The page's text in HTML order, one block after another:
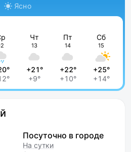
Ясно
Чт
13
+21°
+9°
Пт
14
+22°
+10°
Сб
15
+25°
+14°
Посуточно в городе
На сутки